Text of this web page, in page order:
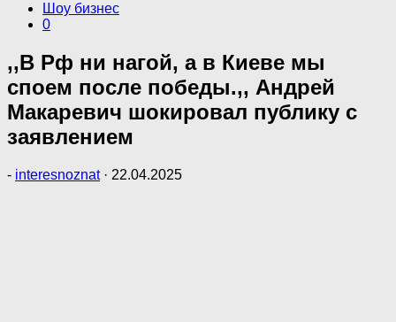
Шоу бизнес
0
,,В Рф ни нагой, а в Киеве мы
споем после победы.,, Андрей
Макаревич шокировал публику с
заявлением
- interesnoznat · 22.04.2025